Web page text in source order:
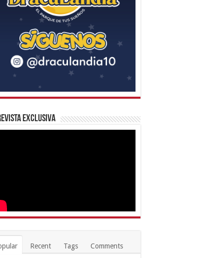
Exclusiva
Recent Tags Comments